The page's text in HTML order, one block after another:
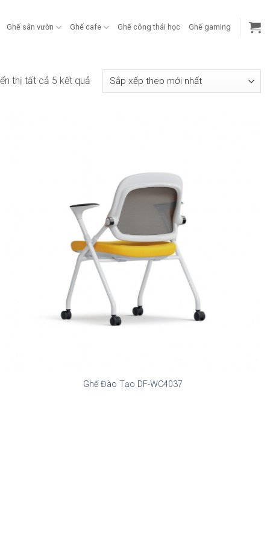
Ghế sân vườn Ghế cafe Ghế công thái học Ghế gaming
thị tất cả 5 kết quảĐã
sắp
Ghế Đào Tạo DF-WC4037